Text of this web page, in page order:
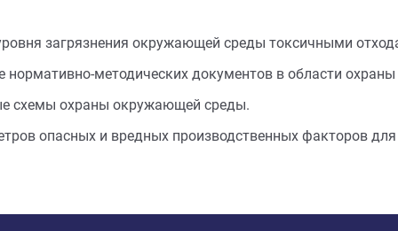
загрязнения окружающей среды токсичными
нормативно-методических документов в области
схемы охраны окружающей среды.
опасных и вредных производственных факторов